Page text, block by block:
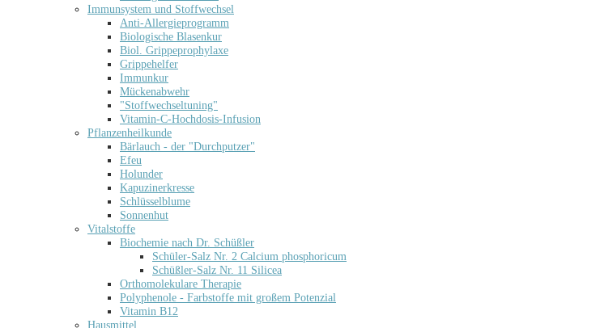
Immunsystem und Stoffwechsel
Anti-Allergieprogramm
Biologische Blasenkur
Biol. Grippeprophylaxe
Grippehelfer
Immunkur
Mückenabwehr
"Stoffwechseltuning"
Vitamin-C-Hochdosis-Infusion
Pflanzenheilkunde
Bärlauch - der "Durchputzer"
Efeu
Holunder
Kapuzinerkresse
Schlüsselblume
Sonnenhut
Vitalstoffe
Biochemie nach Dr. Schüßler
Schüler-Salz Nr. 2 Calcium phosphoricum
Schüßler-Salz Nr. 11 Silicea
Orthomolekulare Therapie
Polyphenole - Farbstoffe mit großem Potenzial
Vitamin B12
Hausmittel